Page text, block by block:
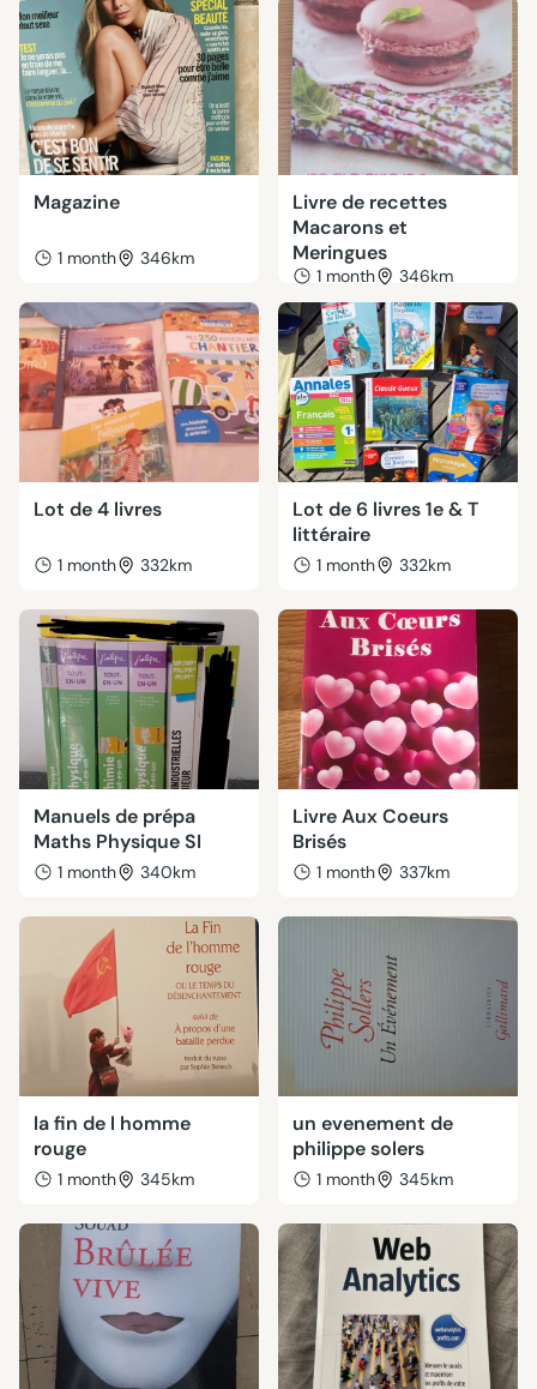
Magazine
1 month 346km
Livre de recettes
Macarons et
Meringues
1 month 346km
Lot de 4 livres
1 month 332km
Lot de 6 livres 1e & T
littéraire
1 month 332km
Manuels de prépa
Maths Physique SI
1 month 340km
Livre Aux Coeurs
Brisés
1 month 337km
la fin de l homme
rouge
1 month 345km
un evenement de
philippe solers
1 month 345km